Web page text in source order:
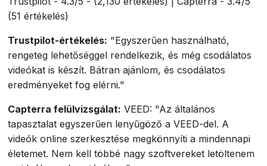
(51 értékelés)
Trustpilot-értékelés: "Egyszerűen használható,
rengeteg lehetőséggel rendelkezik, és még csodálatos
videókat is készít. Bátran ajánlom, és csodálatos
eredményeket fog elérni."
Capterra felülvizsgálat: VEED: "Az általános
tapasztalat egyszerűen lenyűgöző a VEED-del. A
videók online szerkesztése megkönnyíti a mindennapi
életemet. Nem kell többé nagy szoftvereket letöltenem